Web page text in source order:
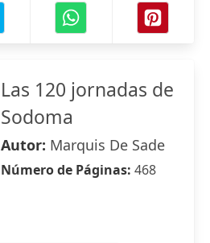
Las 120 jornadas de
Sodoma
Autor: Marquis De Sade
Número de Páginas: 468